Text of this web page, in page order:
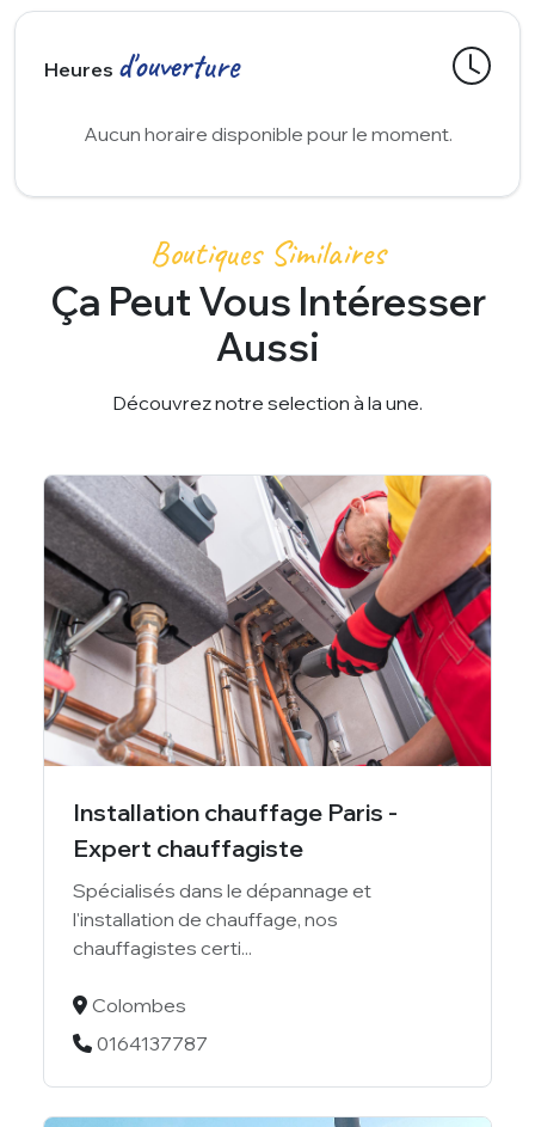
Heures d'ouverture
Aucun horaire disponible pour le moment.
Boutiques Similaires
Ça Peut Vous Intéresser
Aussi
Découvrez notre selection à la une.
Installation chauffage Paris -
Expert chauffagiste
Spécialisés dans le dépannage et
l'installation de chauffage, nos
chauffagistes certi...
Colombes
0164137787